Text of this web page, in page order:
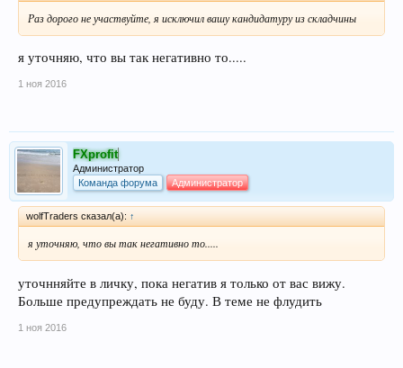
Раз дорого не участвуйте, я исключил вашу кандидатуру из складчины
я уточняю, что вы так негативно то.....
1 ноя 2016
FXprofit
Администратор
Команда форума
Администратор
wolfTraders сказал(а): ↑
я уточняю, что вы так негативно то.....
уточнняйте в личку, пока негатив я только от вас вижу.
Больше предупреждать не буду. В теме не флудить
1 ноя 2016